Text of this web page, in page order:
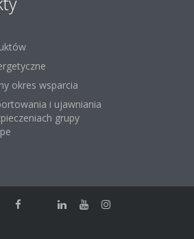
okres wsparcia
i ujawniania
grupy